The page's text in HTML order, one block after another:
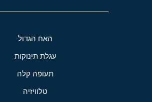
האח הגדול
עגלת תינוקות
תעופה קלה
טלוויזיה